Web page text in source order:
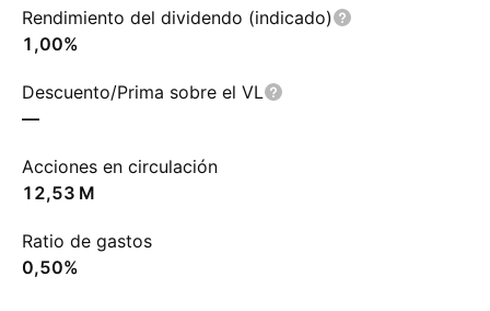
Rendimiento del dividendo (indicado)
1,00%
Descuento/Prima sobre el VL
—
Acciones en circulación
‪12,53 M‬
Ratio de gastos
0,50%